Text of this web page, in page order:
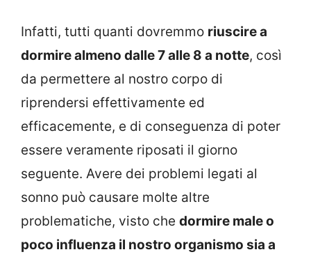
Infatti, tutti quanti dovremmo riuscire a
dormire almeno dalle 7 alle 8 a notte, così
da permettere al nostro corpo di
riprendersi effettivamente ed
efficacemente, e di conseguenza di poter
essere veramente riposati il giorno
seguente. Avere dei problemi legati al
sonno può causare molte altre
problematiche, visto che dormire male o
poco influenza il nostro organismo sia a